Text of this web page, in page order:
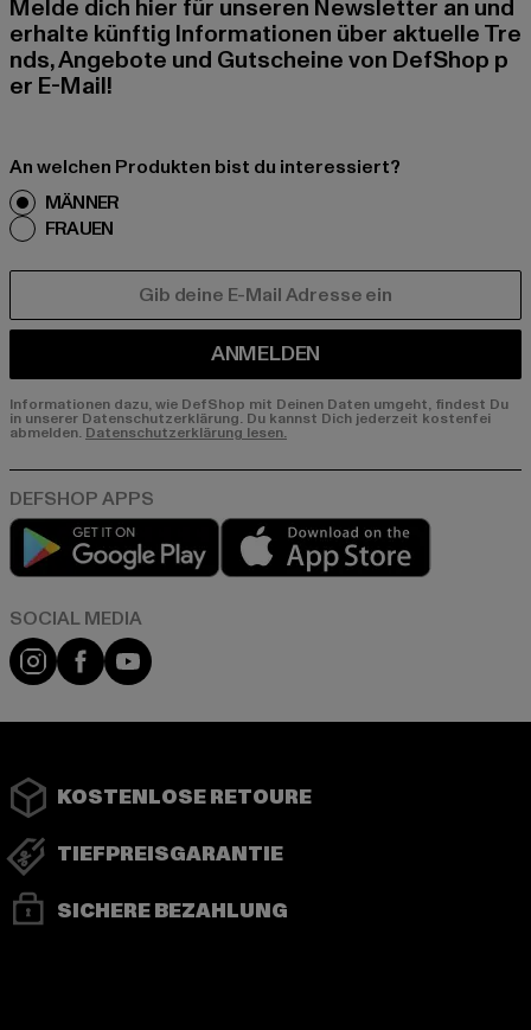
Melde dich hier für unseren Newsletter an und
erhalte künftig Informationen über aktuelle Tre
nds, Angebote und Gutscheine von DefShop p
er E-Mail!
An welchen Produkten bist du interessiert?
MÄNNER
FRAUEN
ANMELDEN
Informationen dazu, wie DefShop mit Deinen Daten umgeht, findest Du
in unserer Datenschutzerklärung. Du kannst Dich jederzeit kostenfei
abmelden. Datenschutzerklärung lesen.
Play market
Instagram
FacebookYouTube
KOSTENLOSE RETOURE
TIEFPREISGARANTIE
SICHERE BEZAHLUNG